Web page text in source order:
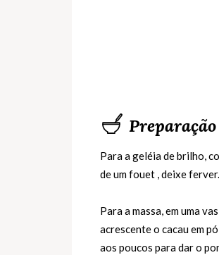
Preparação
Para a geléia de brilho,
de um fouet , deixe
Para a massa, em uma
acrescente o cacau em
aos poucos para dar o